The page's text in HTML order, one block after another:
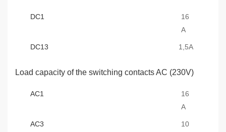
DC1
16
A
DC13 1,5A
Load capacity of the switching contacts AC (230V)
AC1
16
A
AC3
10